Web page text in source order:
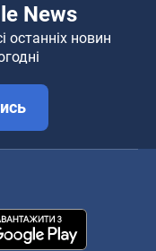
News
останніх новин